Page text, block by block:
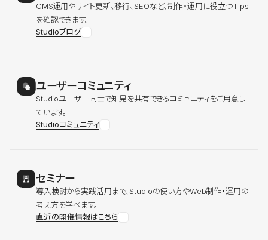
CMS運用やサイト更新、移行、SEOなど、制作・運用に役立つTips
を確認できます。
Studioブログ
ユーザーコミュニティ
Studioユーザー同士で知見を共有できるコミュニティをご用意し
ています。
Studioコミュニティ
セミナー
導入検討から実践活用まで、Studioの使い方やWeb制作・運用の
考え方を学べます。
直近の開催情報はこちら